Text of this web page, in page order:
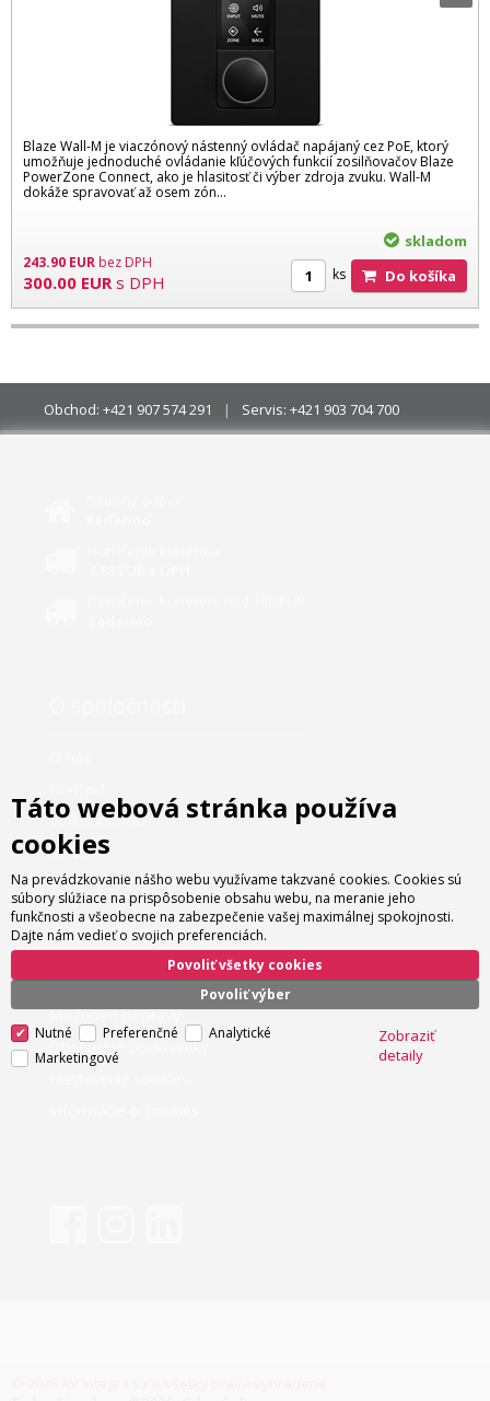
Blaze Wall-M je viaczónový nástenný ovládač napájaný cez PoE, ktorý
umožňuje jednoduché ovládanie kľúčových funkcií zosilňovačov Blaze
PowerZone Connect, ako je hlasitosť či výber zdroja zvuku. Wall-M
dokáže spravovať až osem zón...
243.90 EURbez DPH
300.00 EUR s DPH
skladom
ks Do košíka
Obchod: +421 907 574 291 Servis: +421 903 704 700
Veľkoobchod
Servis
Ako nakupovať
Možnosti platby
Možnosti dopravy
Obchodné podmienky
Táto webová stránka používa
cookies
Na prevádzkovanie nášho webu využívame takzvané cookies. Cookies sú
súbory slúžiace na prispôsobenie obsahu webu, na meranie jeho
funkčnosti a všeobecne na zabezpečenie vašej maximálnej spokojnosti.
Dajte nám vedieť o svojich preferenciách.
Povoliť výber
Povoliť všetky cookies
Nutné Preferenčné
Analytické
Marketingové
Zobraziť
detaily